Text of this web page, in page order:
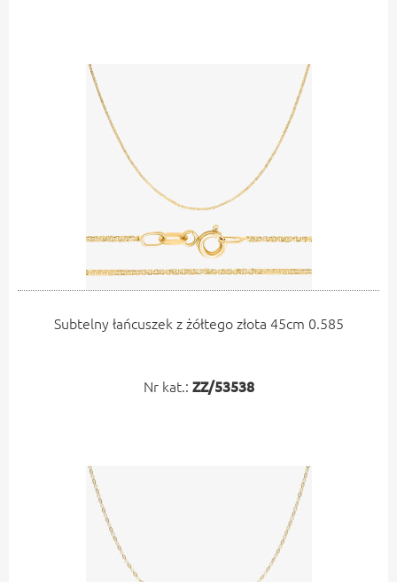
Subtelny łańcuszek z żółtego złota 45cm 0.585
Nr kat.: ZZ/53538